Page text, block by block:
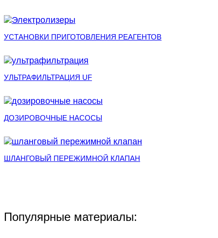
УСТАНОВКИ ПРИГОТОВЛЕНИЯ РЕАГЕНТОВ
УЛЬТРАФИЛЬТРАЦИЯ UF
ДОЗИРОВОЧНЫЕ НАСОСЫ
ШЛАНГОВЫЙ ПЕРЕЖИМНОЙ КЛАПАН
Популярные материалы: